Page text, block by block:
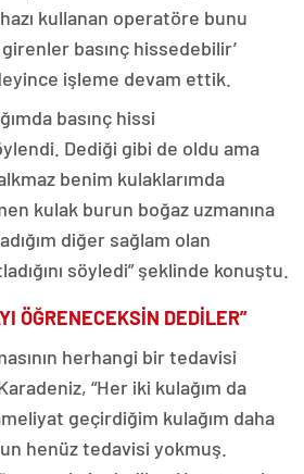
kullanan operatöre bunu
basınç hissedebilir’
işleme devam ettik.
basınç hissi
Dediği gibi de oldu ama
benim kulaklarımda
kulak burun boğaz uzmanına
diğer sağlam olan
söyledi” şeklinde konuştu.
ÖĞRENECEKSİN DEDİLER”
herhangi bir tedavisi
“Her iki kulağım da
geçirdiğim kulağım daha
henüz tedavisi yokmuş.